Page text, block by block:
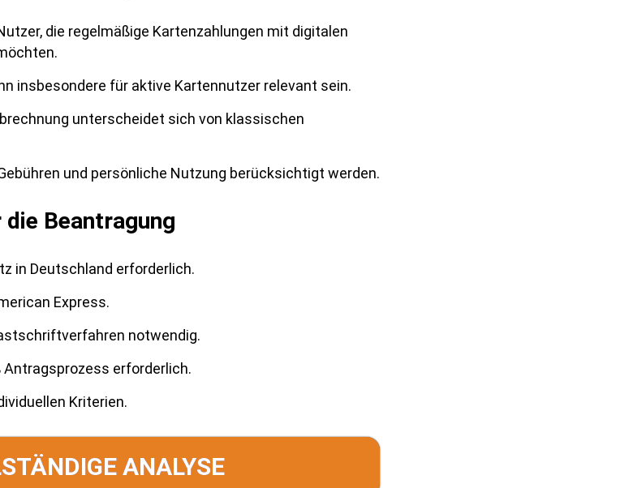
die regelmäßige Kartenzahlungen mit digitalen
insbesondere für aktive Kartennutzer relevant sein.
unterscheidet sich von klassischen
und persönliche Nutzung berücksichtigt werden.
Beantragung
in Deutschland erforderlich.
Express.
notwendig.
erforderlich.
Kriterien.
ANALYSE